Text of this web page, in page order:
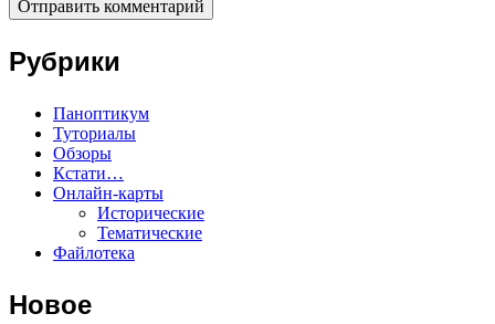
Рубрики
Паноптикум
Туториалы
Обзоры
Кстати…
Онлайн-карты
Исторические
Тематические
Файлотека
Новое